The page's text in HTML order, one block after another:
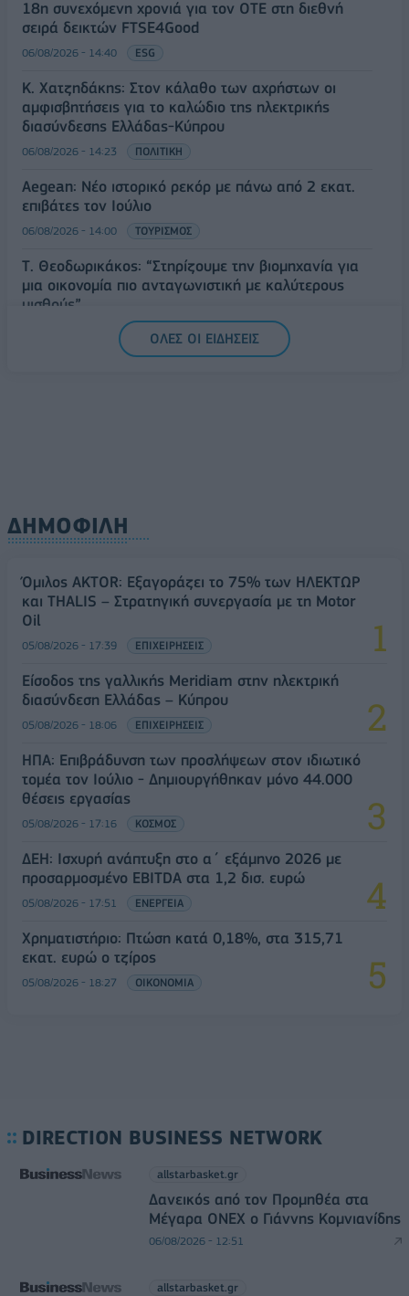
18η συνεχόμενη χρονιά για τον ΟΤΕ στη διεθνή
σειρά δεικτών FTSE4Good
06/08/2026 - 14:40 ESG
Κ. Χατζηδάκης: Στον κάλαθο των αχρήστων οι
αμφισβητήσεις για το καλώδιο της ηλεκτρικής
διασύνδεσης Ελλάδας-Κύπρου
06/08/2026 - 14:23 ΠΟΛΙΤΙΚΗ
Aegean: Νέο ιστορικό ρεκόρ με πάνω από 2 εκατ.
επιβάτες τον Ιούλιο
06/08/2026 - 14:00 ΤΟΥΡΙΣΜΟΣ
Τ. Θεοδωρικάκος: “Στηρίζουμε την βιομηχανία για
μια οικονομία πιο ανταγωνιστική με καλύτερους
μισθούς”
ΟΛΕΣ ΟΙ ΕΙΔΗΣΕΙΣ
ΔΗΜΟΦΙΛΗ
Όμιλος AKTOR: Εξαγοράζει το 75% των ΗΛΕΚΤΩΡ
και THALIS – Στρατηγική συνεργασία με τη Motor
Oil
05/08/2026 - 17:39 ΕΠΙΧΕΙΡΗΣΕΙΣ
Είσοδος της γαλλικής Meridiam στην ηλεκτρική
διασύνδεση Ελλάδας – Κύπρου
05/08/2026 - 18:06 ΕΠΙΧΕΙΡΗΣΕΙΣ
ΗΠΑ: Επιβράδυνση των προσλήψεων στον ιδιωτικό
τομέα τον Ιούλιο - Δημιουργήθηκαν μόνο 44.000
θέσεις εργασίας
05/08/2026 - 17:16 ΚΟΣΜΟΣ
ΔΕΗ: Ισχυρή ανάπτυξη στο α΄ εξάμηνο 2026 με
προσαρμοσμένο EBITDA στα 1,2 δισ. ευρώ
05/08/2026 - 17:51 ΕΝΕΡΓΕΙΑ
Χρηματιστήριο: Πτώση κατά 0,18%, στα 315,71
εκατ. ευρώ ο τζίρος
05/08/2026 - 18:27 ΟΙΚΟΝΟΜΙΑ
DIRECTION BUSINESS NETWORK
allstarbasket.gr
Δανεικός από τον Προμηθέα στα
Μέγαρα ONEX ο Γιάννης Κομνιανίδης
06/08/2026 - 12:51
allstarbasket.gr